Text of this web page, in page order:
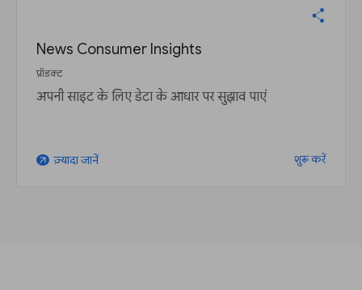
News Consumer Insights
प्रॉडक्ट
अपनी साइट के लिए डेटा के आधार पर सुझाव पाएं
arrow_outward ज़्यादा जानें शुरू करें